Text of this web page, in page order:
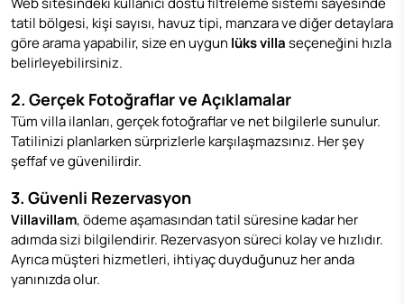
tatil bölgesi, kişi sayısı, havuz tipi, manzara ve diğer detaylara
göre arama yapabilir, size en uygun lüks villaseçeneğini hızla
belirleyebilirsiniz.
2. Gerçek Fotoğraflar ve Açıklamalar
Tüm villa ilanları, gerçek fotoğraflar ve net bilgilerle sunulur.
Tatilinizi planlarken sürprizlerle karşılaşmazsınız. Her şey
şeffaf ve güvenilirdir.
3. Güvenli Rezervasyon
Villavillam, ödeme aşamasından tatil süresine kadar her
adımda sizi bilgilendirir. Rezervasyon süreci kolay ve hızlıdır.
Ayrıca müşteri hizmetleri, ihtiyaç duyduğunuz her anda
yanınızda olur.